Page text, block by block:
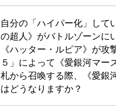
自分の「ハイパー化」して
の超人》がバトルゾーンに
《ハッター・ルピア》が
５」によって《愛銀河マー
札から召喚する際、《愛銀
はどうなりますか？